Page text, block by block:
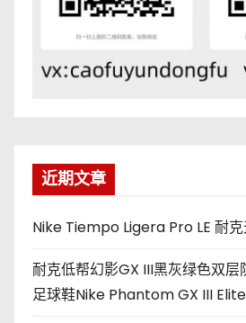
近期文章
Nike Tiempo Ligera Pro LE 耐
耐克低帮幻影GX III黑灰绿色双
足球鞋Nike Phantom GX III